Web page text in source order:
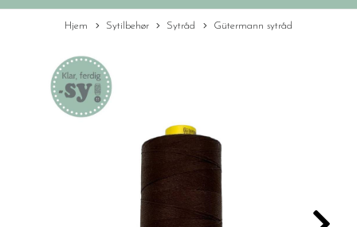
Hjem Sytilbehør Sytråd Gütermann sytråd